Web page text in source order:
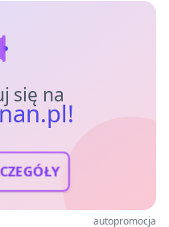
się na
autopromocja